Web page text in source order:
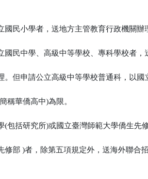
國民小學者，送地方主管教育行政機關辦
國民中學、高級中等學校、專科學校者，
但申請公立高級中等學校普通科，以國
稱華僑高中)為限。
(包括研究所)或國立臺灣師範大學僑生先
部 )者，除第五項規定外，送海外聯合